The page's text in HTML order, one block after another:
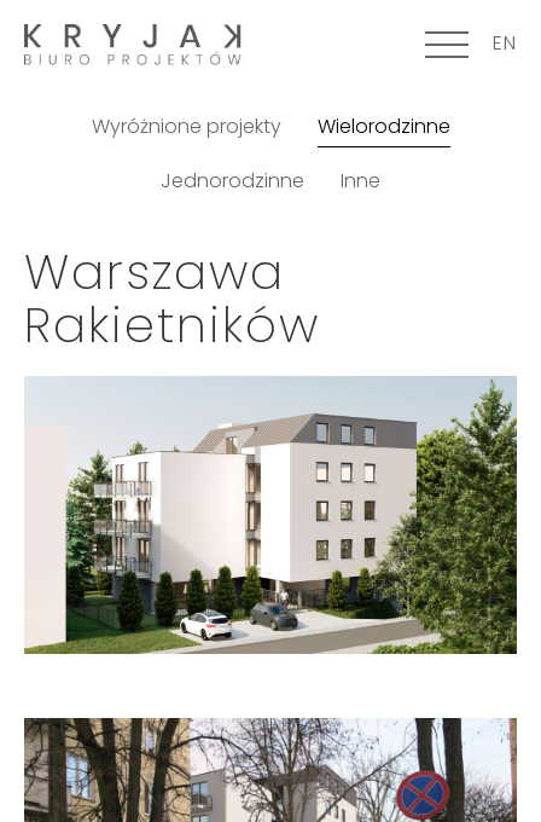
EN
Wyróżnione projekty
Wielorodzinne
Jednorodzinne
Inne
Warszawa
Rakietników